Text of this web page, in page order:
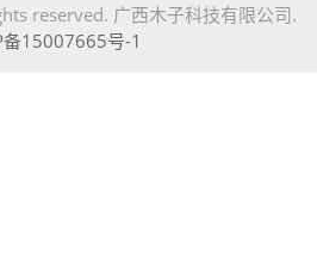
reserved. 广西木子科技有限公司.
备15007665号-1